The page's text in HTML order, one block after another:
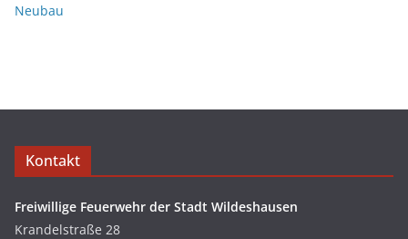
Neubau
Kontakt
Freiwillige Feuerwehr der Stadt Wildeshausen
Krandelstraße 28